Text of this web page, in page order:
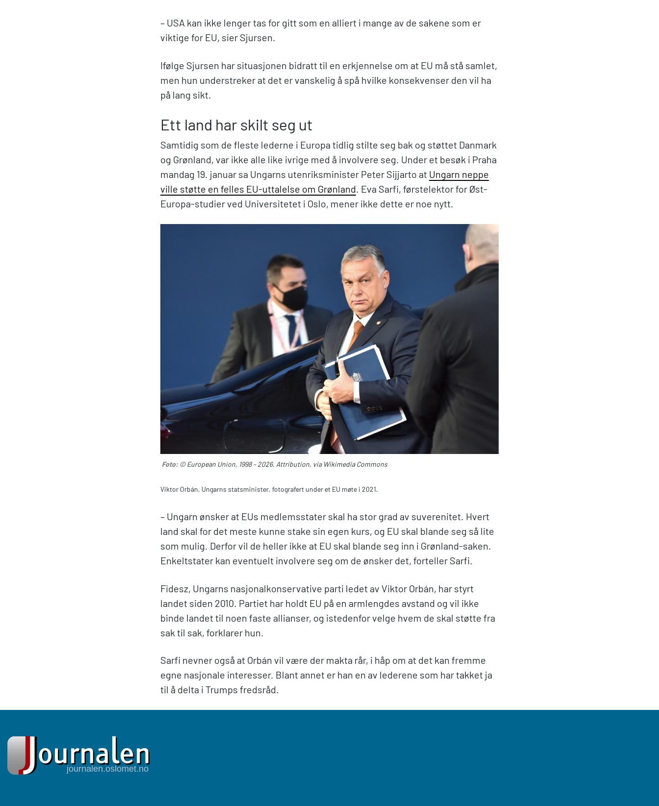
– USA kan ikke lenger tas for gitt som en alliert i mange av de sakene som er
viktige for EU, sier Sjursen.
Ifølge Sjursen har situasjonen bidratt til en erkjennelse om at EU må stå samlet,
men hun understreker at det er vanskelig å spå hvilke konsekvenser den vil ha
på lang sikt.
Ett land har skilt seg ut
Samtidig som de fleste lederne i Europa tidlig stilte seg bak og støttet Danmark
og Grønland, var ikke alle like ivrige med å involvere seg. Under et besøk i Praha
mandag 19. januar sa Ungarns utenriksminister Peter Sijjarto at Ungarn neppe
ville støtte en felles EU-uttalelse om Grønland. Eva Sarfi, førstelektor for Øst-
Europa-studier ved Universitetet i Oslo, mener ikke dette er noe nytt.
Foto: © European Union, 1998 – 2026, Attribution, via Wikimedia Commons
Viktor Orbán, Ungarns statsminister, fotografert under et EU møte i 2021.
– Ungarn ønsker at EUs medlemsstater skal ha stor grad av suverenitet. Hvert
land skal for det meste kunne stake sin egen kurs, og EU skal blande seg så lite
som mulig. Derfor vil de heller ikke at EU skal blande seg inn i Grønland-saken.
Enkeltstater kan eventuelt involvere seg om de ønsker det, forteller Sarfi.
Fidesz, Ungarns nasjonalkonservative parti ledet av Viktor Orbán, har styrt
landet siden 2010. Partiet har holdt EU på en armlengdes avstand og vil ikke
binde landet til noen faste allianser, og istedenfor velge hvem de skal støtte fra
sak til sak, forklarer hun.
Sarfi nevner også at Orbán vil være der makta rår, i håp om at det kan fremme
egne nasjonale interesser. Blant annet er han en av lederene som har takket ja
til å delta i Trumps fredsråd.